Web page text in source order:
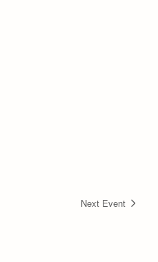
Next Event